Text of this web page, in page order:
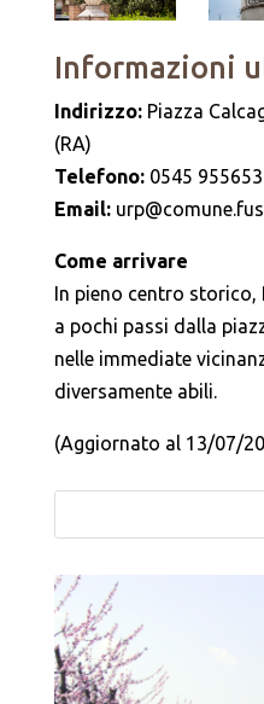
Informazioni
Indirizzo: Piazza
(RA)
Telefono: 0545
Email:
Come arrivare
In pieno centro storico,
a pochi passi dalla
nelle immediate
diversamente abili.
(Aggiornato al 13/07/